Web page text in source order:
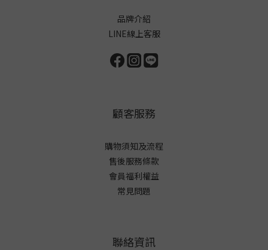
品牌介紹
LINE線上客服
顧客服務
購物須知及流程
售後服務條款
會員福利權益
常見問題
聯絡資訊